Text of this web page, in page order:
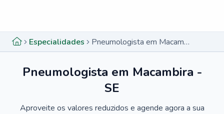
Especialidades Pneumologista em Macambira - SE
Pneumologista em Macambira -
SE
Aproveite os valores reduzidos e agende agora a sua